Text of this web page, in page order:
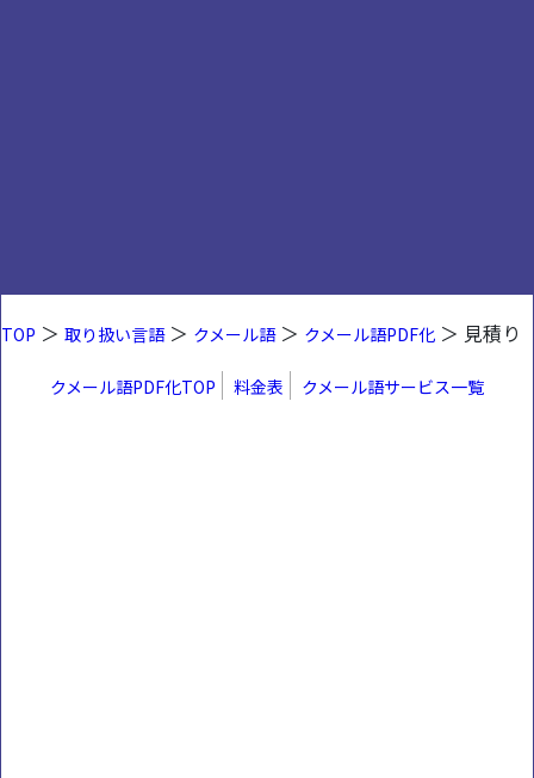
TOP ＞ 取り扱い言語＞ クメール語＞ クメール語PDF化 ＞ 見積り
クメール語PDF化TOP 料金表 クメール語サービス一覧